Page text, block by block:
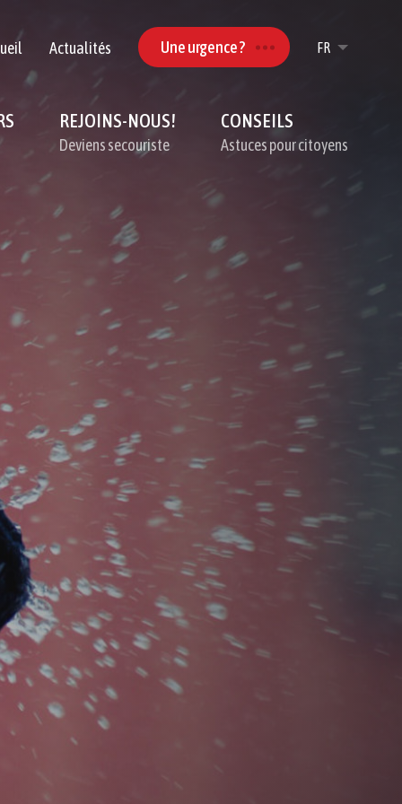
Actualités Une urgence ?
FR
REJOINS-NOUS!
Deviens secouriste
CONSEILS
Astuces pour citoyens